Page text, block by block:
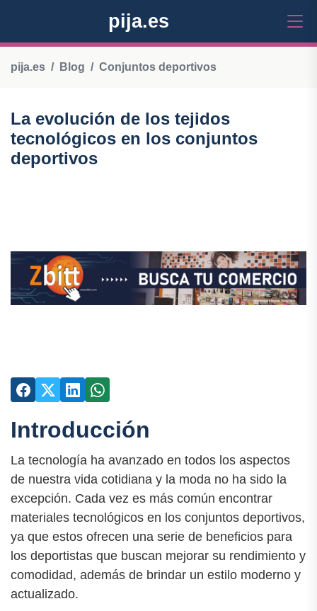
pija.es
pija.es Blog Conjuntos deportivos
La evolución de los tejidos
tecnológicos en los conjuntos
deportivos
Introducción
La tecnología ha avanzado en todos los aspectos
de nuestra vida cotidiana y la moda no ha sido la
excepción. Cada vez es más común encontrar
materiales tecnológicos en los conjuntos deportivos,
ya que estos ofrecen una serie de beneficios para
los deportistas que buscan mejorar su rendimiento y
comodidad, además de brindar un estilo moderno y
actualizado.